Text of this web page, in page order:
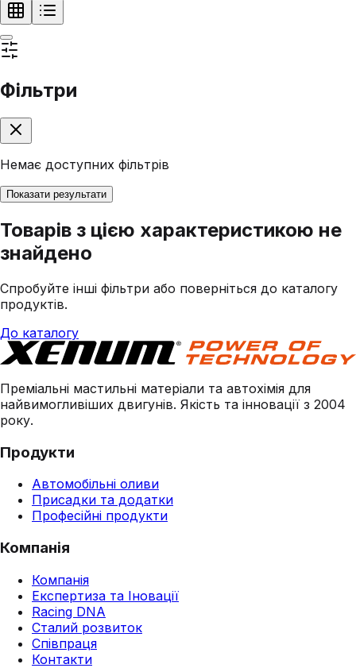
Фільтри
Немає доступних фільтрів
Показати результати
Товарів з цією характеристикою не
знайдено
Спробуйте інші фільтри або поверніться до каталогу
продуктів.
До каталогу
Преміальні мастильні матеріали та автохімія для
найвимогливіших двигунів. Якість та інновації з 2004
року.
Продукти
Автомобільні оливи
Присадки та додатки
Професійні продукти
Компанія
Компанія
Експертиза та Іновації
Racing DNA
Сталий розвиток
Співпраця
Контакти